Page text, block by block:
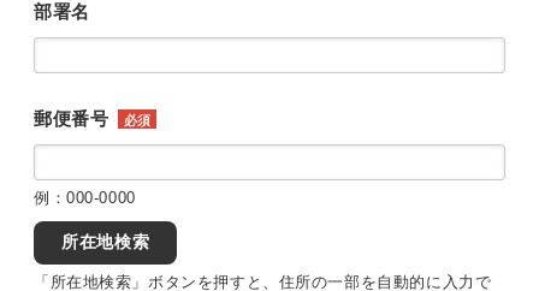
部署名
郵便番号 必須
例：000-0000
所在地検索
「所在地検索」ボタンを押すと、住所の一部を自動的に入力で